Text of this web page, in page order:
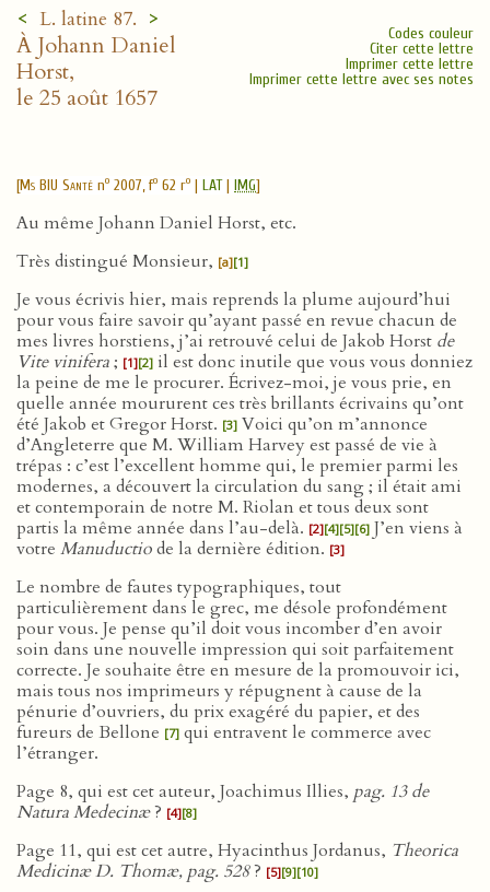
< L. latine 87. >
À Johann Daniel
Horst,
le 25 août 1657
Codes couleur
Citer cette lettre
Imprimer cette lettre
Imprimer cette lettre avec ses notes
[Ms BIU Santé no 2007, fo 62 ro | LAT| IMG]
Au même Johann Daniel Horst, etc.
Très distingué Monsieur, [a][1]
Je vous écrivis hier, mais reprends la plume aujourd’hui
pour vous faire savoir qu’ayant passé en revue chacun de
mes livres horstiens, j’ai retrouvé celui de Jakob Horst de
Vite vinifera; [1][2] il est donc inutile que vous vous donniez
la peine de me le procurer. Écrivez-moi, je vous prie, en
quelle année moururent ces très brillants écrivains qu’ont
été Jakob et Gregor Horst. [3] Voici qu’on m’annonce
d’Angleterre que M. William Harvey est passé de vie à
trépas : c’est l’excellent homme qui, le premier parmi les
modernes, a découvert la circulation du sang ; il était ami
et contemporain de notre M. Riolan et tous deux sont
partis la même année dans l’au-delà. [2][4][5][6] J’en viens à
votre Manuductiode la dernière édition. [3]
Le nombre de fautes typographiques, tout
particulièrement dans le grec, me désole profondément
pour vous. Je pense qu’il doit vous incomber d’en avoir
soin dans une nouvelle impression qui soit parfaitement
correcte. Je souhaite être en mesure de la promouvoir ici,
mais tous nos imprimeurs y répugnent à cause de la
pénurie d’ouvriers, du prix exagéré du papier, et des
fureurs de Bellone [7] qui entravent le commerce avec
l’étranger.
Page 8, qui est cet auteur, Joachimus Illies, pag. 13 de
Natura Medecinæ? [4][8]
Page 11, qui est cet autre, Hyacinthus Jordanus, Theorica
Medicinæ D. Thomæ, pag. 528? [5][9][10]